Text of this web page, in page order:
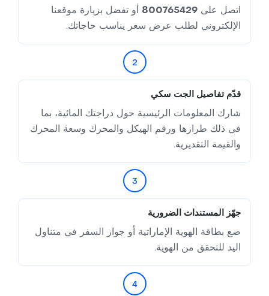
اتصل على 800765429 أو تفضل بزيارة موقعنا
الإلكتروني لطلب عرض سعر يناسب حاجاتك.
2
قدّم تفاصيل الجت سكي
شارك المعلومات الرئيسية حول دراجتك المائية، بما
في ذلك طرازها ورقم الهيكل والمحرك وسعة المحرك
والقيمة التقديرية.
3
جهّز المستندات الضرورية
ضع بطاقة الهوية الإماراتية أو جواز السفر في متناول
اليد للتحقق من الهوية.
4